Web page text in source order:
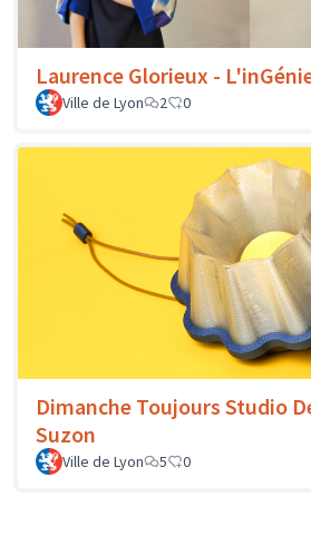
Laurence Glorieux -
Ville de Lyon 2 0
Dimanche Toujours Studio
Suzon
Ville de Lyon 5 0